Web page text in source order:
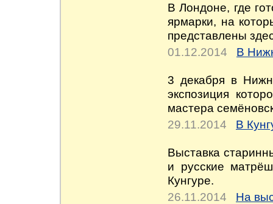
В Лондоне, где
ярмарки, на
представлены
01.12.2014
В
3 декабря в
экспозиция
мастера
29.11.2014
В
Выставка
и русские
Кунгуре.
26.11.2014
На